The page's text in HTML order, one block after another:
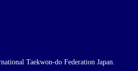
Taekwon-do Federation Japan.